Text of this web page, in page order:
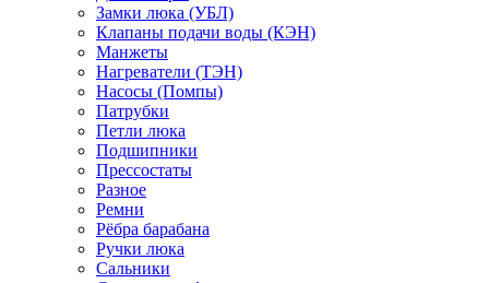
Замки люка (УБЛ)
Клапаны подачи воды (КЭН)
Манжеты
Нагреватели (ТЭН)
Насосы (Помпы)
Патрубки
Петли люка
Подшипники
Прессостаты
Разное
Ремни
Рёбра барабана
Ручки люка
Сальники